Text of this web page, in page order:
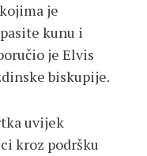
je
kunu i
je Elvis
biskupije.
uvijek
kroz podršku